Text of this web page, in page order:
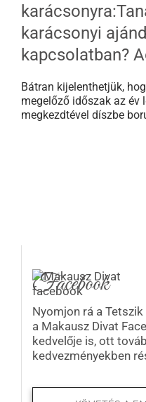
karácsonyi
kapcsolatban?
Bátran kijelenthetjük,
megelőző időszak az év
megkezdtével díszbe
Facebook
Nyomjon rá a
a Makausz Divat
kedvelője is, ott
kedvezményekben